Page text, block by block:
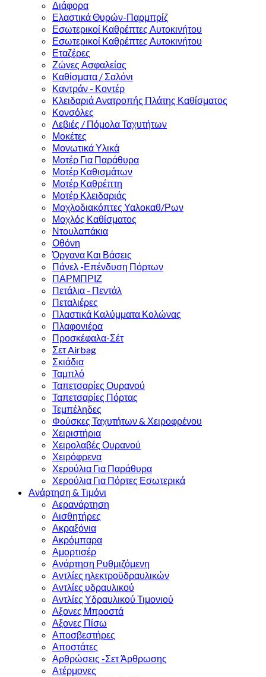
Διάφορα
Ελαστικά Θυρών-Παρμπρίζ
Εσωτερικοί Καθρέπτες Αυτοκινήτου
Εσωτερικοί Καθρέπτες Αυτοκινήτου
Εταζέρες
Ζώνες Ασφαλείας
Καθίσματα / Σαλόνι
Καντράν - Κοντέρ
Κλειδαριά Ανατροπής Πλάτης Καθίσματος
Κονσόλες
Λεβιές / Πόμολα Ταχυτήτων
Μοκέτες
Μονωτικά Υλικά
Μοτέρ Για Παράθυρα
Μοτέρ Καθισμάτων
Μοτέρ Καθρέπτη
Μοτέρ Κλειδαριάς
Μοχλοδιακόπτες Υαλοκαθ/Ρων
Μοχλός Καθίσματος
Ντουλαπάκια
Οθόνη
Όργανα Και Βάσεις
Πάνελ -Επένδυση Πόρτων
ΠΑΡΜΠΡΙΖ
Πετάλια - Πεντάλ
Πεταλιέρες
Πλαστικά Καλύμματα Κολώνας
Πλαφονιέρα
Προσκέφαλα-Σέτ
Σετ Airbag
Σκιάδια
Ταμπλό
Ταπετσαρίες Ουρανού
Ταπετσαρίες Πόρτας
Τεμπέληδες
Φούσκες Ταχυτήτων & Χειροφρένου
Χειριστήρια
Χειρολαβές Ουρανού
Χειρόφρενα
Χερούλια Για Παράθυρα
Χερούλια Για Πόρτες Εσωτερικά
Ανάρτηση & Τιμόνι
Αερανάρτηση
Αισθητήρες
Ακραξόνια
Ακρόμπαρα
Αμορτισέρ
Ανάρτηση Ρυθμιζόμενη
Αντλίες ηλεκτροϋδραυλικών
Αντλίες υδραυλικού
Αντλίες Υδραυλικού Τιμονιού
Αξονες Μπροστά
Αξονες Πίσω
Αποσβεστήρες
Αποστάτες
Αρθρώσεις -Σετ Άρθρωσης
Ατέρμονες